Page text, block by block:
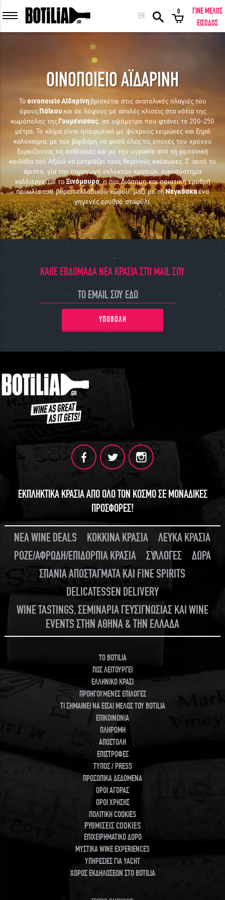
ΕΙΣΟΔΟΣ ΜΕΛΩΝ
ΕΙΣΟΔΟΣ Ξέχασα τον κωδικό μου!
ΕΙΣΟΔΟΣ ΜΕ FACEBOOK
ΕΚΠΛΗΚΤΙΚΑ ΚΡΑΣΙΑ ΑΠΟ ΟΛΟ ΤΟΝ ΚΟΣΜΟ ΣΤΗΝ ΠΟΡΤΑ ΣΟΥ ΣΕ
ΜΟΝΑΔΙΚΕΣ ΠΡΟΣΦΟΡΕΣ!
ΓΙΝΕ ΜΕΛΟΣ
EN
0
ΓΙΝΕ ΜΕΛΟΣ
ΕΙΣΟΔΟΣ
ΟΙΝΟΠΟΙΕΙΟ ΑΪΔΑΡΙΝΗ
ΤοοινοποιείοΑϊδαρίνηβρίσκεται στις ανατολικές πλαγιές του
όρουςΠάϊκου και σε λόφους με απαλές κλίσεις στα νότια της
κωμόπολης τηςΓουμένισσας , σε υψόμετρο που φτάνει τα 200-250
μέτρα. Το κλίμα είναι ηπειρωτικό με ψυχρούς χειμώνες και ξηρά
καλοκαίρια, με τον βαρδάρη να φυσά όλες τις εποχές του χρόνου
ξορκίζοντας τις ασθένειες και με την υγρασία από τη γειτονική
κοιλάδα του Αξιού να μετριάζει τους θερινούς καύσωνες. Σ’ αυτό το
άριστο, για την παραγωγή εκλεκτών κρασιών, οικοσύστημα
καλλιεργείται τοΞινόμαυρο, η πιο διάσημη και ποιοτική ερυθρή
ποικιλία του βορειοελλαδικού χώρου, μαζί με τηΝεγκόσκαένα
γηγενές ερυθρό σταφύλι.
ΚΑΘΕ ΕΒΔΟΜΑΔΑ ΝΕΑ ΚΡΑΣΙΑ ΣΤΟ MAIL ΣΟΥ
ΥΠΟΒΟΛΗ
ΕΚΠΛΗΚΤΙΚΑ ΚΡΑΣΙΑ ΑΠΟ ΟΛΟ ΤΟΝ ΚΟΣΜΟ ΣΕ ΜΟΝΑΔΙΚΕΣ
ΠΡΟΣΦΟΡΕΣ!
ΝΕΑ WINE DEALS ΚΟΚΚΙΝΑ ΚΡΑΣΙΑ
ΛΕΥΚΑ ΚΡΑΣΙΑ
ΡΟΖΕ/ΑΦΡΩΔΗ/ΕΠΙΔΟΡΠΙΑ ΚΡΑΣΙΑ
ΣΥΛΛΟΓΕΣ
ΔΩΡΑ
ΣΠΑΝΙΑ ΑΠΟΣΤΑΓΜΑΤΑ ΚΑΙ FINE SPIRITS
DELICATESSEN DELIVERY
WINE TASTINGS, ΣΕΜΙΝΑΡΙΑ ΓΕΥΣΙΓΝΩΣΙΑΣ ΚΑΙ WINE
EVENTS ΣΤΗΝ ΑΘΗΝΑ & ΤΗΝ ΕΛΛΑΔΑ
TO BOTILIA
ΠΩΣ ΛΕΙΤΟΥΡΓΕΙ
ΕΛΛΗΝΙΚΟ ΚΡΑΣΙ
ΠΡΟΗΓΟΥΜΕΝΕΣ ΕΠΙΛΟΓΕΣ
ΤΙ ΣΗΜΑΙΝΕΙ ΝΑ ΕΙΣΑΙ ΜΕΛΟΣ ΤΟΥ BOTILIA
ΕΠΙΚΟΙΝΩΝΙΑ
ΠΛΗΡΩΜΗ
ΑΠΟΣΤΟΛΗ
ΕΠΙΣΤΡΟΦΕΣ
ΤΥΠΟΣ / PRESS
ΠΡΟΣΩΠΙΚΑ ΔΕΔΟΜΕΝΑ
ΟΡΟΙ ΑΓΟΡΑΣ
ΟΡΟΙ ΧΡΗΣΗΣ
ΠΟΛΙΤΙΚΗ COOKIES
ΡΥΘΜΙΣΕΙΣ COOKIES
ΕΠΙΧΕΙΡΗΜΑΤΙΚΟ ΔΩΡΟ
ΜΥΣΤΙΚΑ WINE EXPERIENCES
ΥΠΗΡΕΣΙΕΣ ΓΙΑ YACHT
ΧΩΡΟΣ ΕΚΔΗΛΩΣΕΩΝ ΣΤΟ BOTILIA